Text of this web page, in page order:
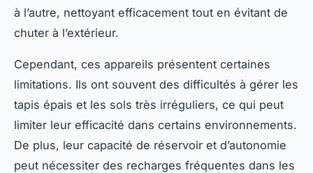
à l’autre, nettoyant efficacement tout en évitant de
chuter à l’extérieur.
Cependant, ces appareils présentent certaines
limitations. Ils ont souvent des difficultés à gérer les
tapis épais et les sols très irréguliers, ce qui peut
limiter leur efficacité dans certains environnements.
De plus, leur capacité de réservoir et d’autonomie
peut nécessiter des recharges fréquentes dans les